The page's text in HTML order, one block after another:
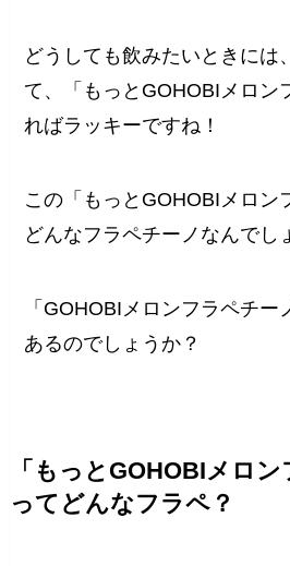
どうしても飲みたいときには
て、「もっとGOHOBIメロン
ればラッキーですね！
この「もっとGOHOBIメロン
どんなフラペチーノなんでし
「GOHOBIメロンフラペチ
あるのでしょうか？
「もっとGOHOBIメロン
ってどんなフラペ？